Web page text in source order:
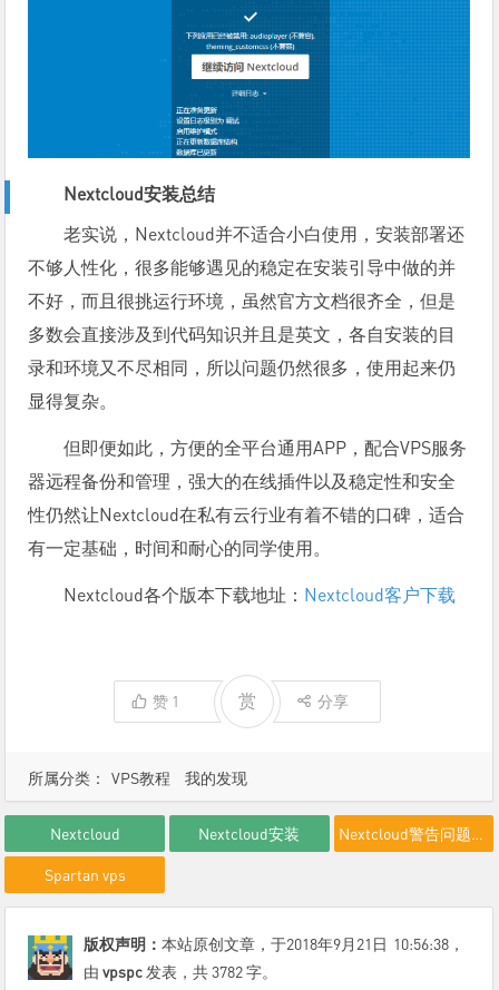
所属分类： VPS教程 我的发现
Nextcloud安装总结
老实说，Nextcloud并不适合小白使用，安装部署还
不够人性化，很多能够遇见的稳定在安装引导中做的并
不好，而且很挑运行环境，虽然官方文档很齐全，但是
多数会直接涉及到代码知识并且是英文，各自安装的目
录和环境又不尽相同，所以问题仍然很多，使用起来仍
显得复杂。
但即便如此，方便的全平台通用APP，配合VPS服务
器远程备份和管理，强大的在线插件以及稳定性和安全
性仍然让Nextcloud在私有云行业有着不错的口碑，适合
有一定基础，时间和耐心的同学使用。
Nextcloud各个版本下载地址： Nextcloud客户下载
赞 1 赏 分享
Nextcloud Nextcloud安装 Nextcloud警告问题解决
Spartan vps
版权声明：本站原创文章，于2018年9月21日 10:56:38 ，
由vpspc 发表，共 3782 字。